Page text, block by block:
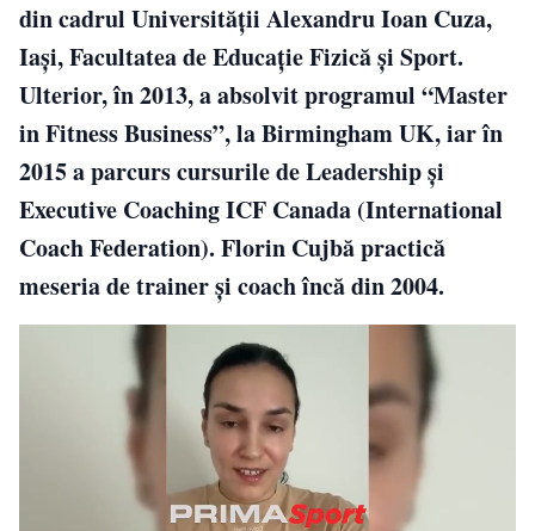
din cadrul Universității Alexandru Ioan Cuza,
Iași, Facultatea de Educație Fizică și Sport.
Ulterior, în 2013, a absolvit programul “Master
in Fitness Business”, la Birmingham UK, iar în
2015 a parcurs cursurile de Leadership și
Executive Coaching ICF Canada (International
Coach Federation). Florin Cujbă practică
meseria de trainer și coach încă din 2004.